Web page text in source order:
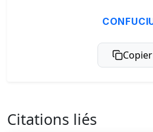
Copier
Citations liés